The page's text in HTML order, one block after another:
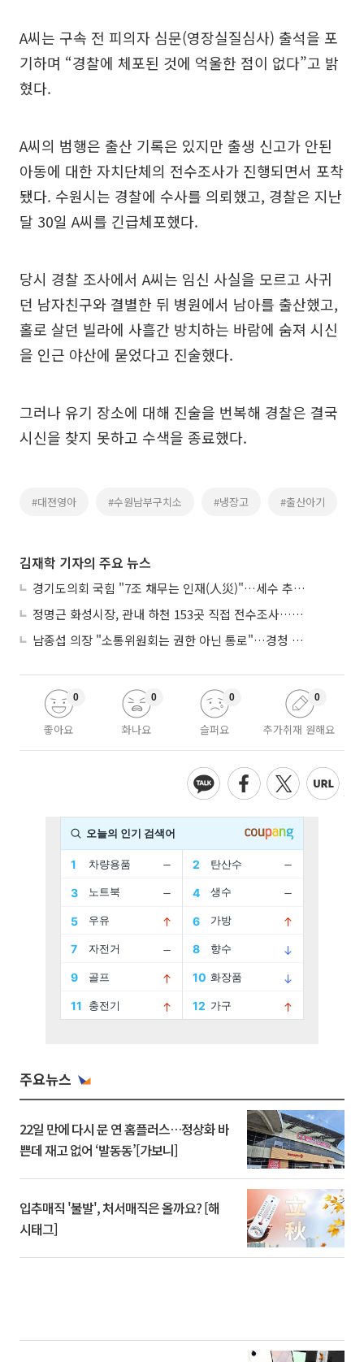
A씨는 구속 전 피의자 심문(영장실질심사) 출석을 포
기하며 “경찰에 체포된 것에 억울한 점이 없다”고 밝
혔다.
A씨의 범행은 출산 기록은 있지만 출생 신고가 안된
아동에 대한 자치단체의 전수조사가 진행되면서 포착
됐다. 수원시는 경찰에 수사를 의뢰했고, 경찰은 지난
달 30일 A씨를 긴급체포했다.
당시 경찰 조사에서 A씨는 임신 사실을 모르고 사귀
던 남자친구와 결별한 뒤 병원에서 남아를 출산했고,
홀로 살던 빌라에 사흘간 방치하는 바람에 숨져 시신
을 인근 야산에 묻었다고 진술했다.
그러나 유기 장소에 대해 진술을 번복해 경찰은 결국
시신을 찾지 못하고 수색을 종료했다.
#대젼영아 #수원남부구치소 #냉장고 #출산아기
김재학 기자의 주요 뉴스
경기도의회 국힘 "7조 채무는 인재(人災)"…세수 추계 조작 의혹 제기
정명근 화성시장, 관내 하천 153곳 직접 전수조사…불법시설 정비
남종섭 의장 "소통위원회는 권한 아닌 통로"…경청 의회 만든다
좋아요
0
화나요
0
슬퍼요
0
추가취재 원해요
0
주요뉴스
22일 만에 다시 문 연 홈플러스…정상화 바
쁜데 재고 없어 ‘발동동’[가보니]
입추매직 '불발', 처서매직은 올까요? [해
시태그]